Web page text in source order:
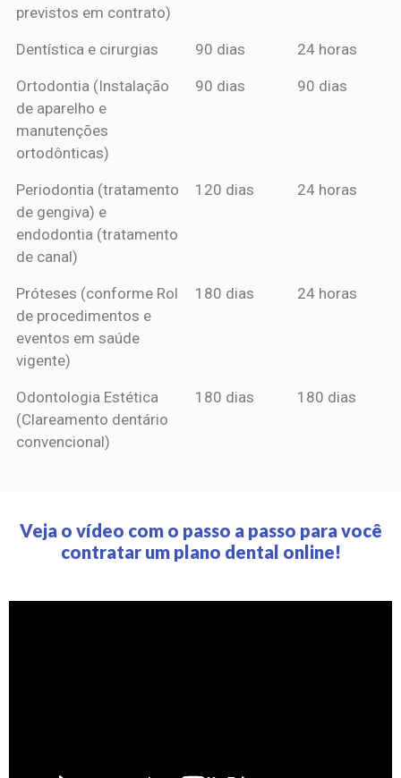
previstos em contrato)
Dentística e cirurgias 90 dias 24 horas
Ortodontia (Instalação
de aparelho e
manutenções
ortodônticas)
90 dias 90 dias
Periodontia (tratamento
de gengiva) e
endodontia (tratamento
de canal)
120 dias 24 horas
Próteses (conforme Rol
de procedimentos e
eventos em saúde
vigente)
180 dias 24 horas
Odontologia Estética
(Clareamento dentário
convencional)
180 dias 180 dias
Veja o vídeo com o passo a passo para você
contratar um plano dental online!